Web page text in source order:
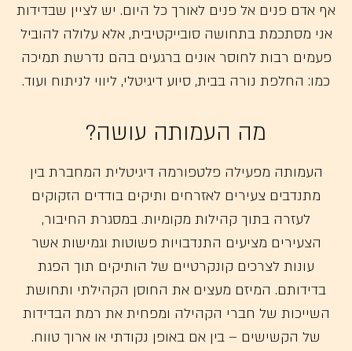
אף אדם פנים אל פנים לאורך כל היום. יש לציין שבדידות
אני מסתכמת בתחושה סובייקטיבית, אלא עלולה להוביל
פעמים רבות לחוסר אונים ברגעים בהם נדרשת תמיכה
כמו: החלפת נורה בבית, סיוע דיגיטלי, ליווי לניתוח ועוד.
מה העמותה עושה?
העמותה מפעילה פלטפורמה דיגיטלית המחברת בין
מתנדבים צעירים לאזרחים ותיקים בודדים הזקוקים
לעזרה בתוך קהילות מקומיות. במסגרת החיבור,
הצעירים מציעים התנדבויות פשוטות וגמישות אשר
עונות לצרכים קונקרטיים של הותיקים תוך הפגת
בדידותם. המיזם מעצים את החוסן הקהילתי ותחושת
השייכות של חברי הקהילה ומפחית את רמת הבדידות
של הקשישים – בין אם באופן נקודתי או ארוך טווח.